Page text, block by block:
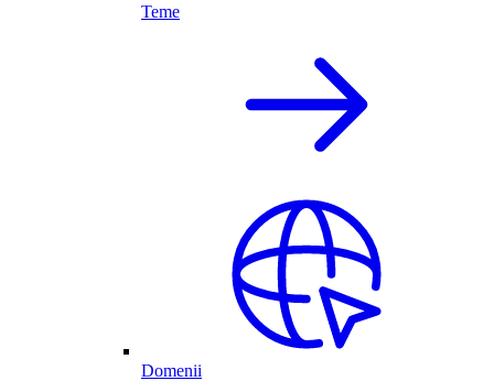
Teme
Domenii